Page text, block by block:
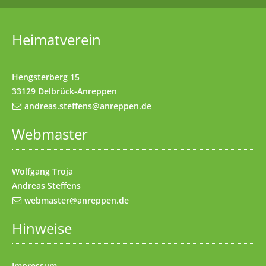
Startseite(Access key 1)
Impressum(Access key 8)
Kontakt(Access key 9)
Heimatverein
Hengsterberg 15
33129 Delbrück-Anreppen
andreas.steffens@anreppen.de
Webmaster
Wolfgang Troja
Andreas Steffens
webmaster@anreppen.de
Hinweise